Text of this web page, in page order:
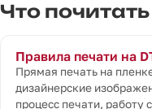
Что
Правила печати на
Прямая печать на
дизайнерские
процесс печати,